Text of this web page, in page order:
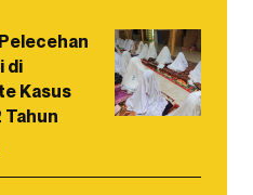
di
Kasus
Tahun